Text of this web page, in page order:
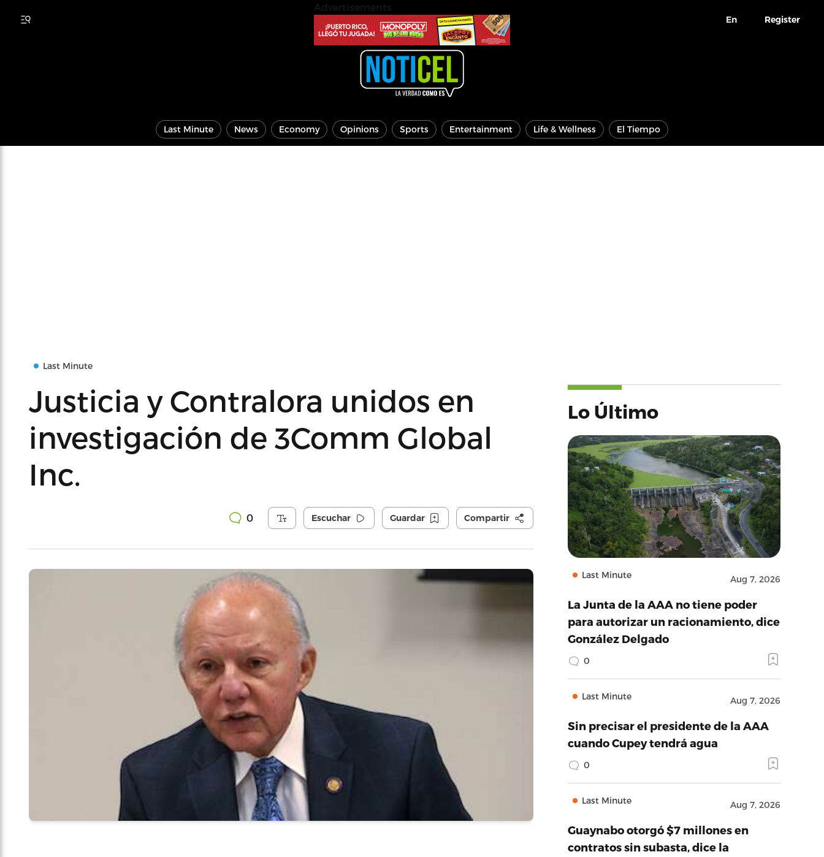
En Register
Last Minute News Economy Opinions Sports Entertainment Life & Wellness El Tiempo
Last Minute
Justicia y Contralora unidos en
investigación de 3Comm Global
Inc.
0 Escuchar Guardar Compartir
Lo Último
Last Minute Aug 7, 2026
La Junta de la AAA no tiene poder
para autorizar un racionamiento, dice
González Delgado
0
Last Minute Aug 7, 2026
Sin precisar el presidente de la AAA
cuando Cupey tendrá agua
0
Last Minute Aug 7, 2026
Guaynabo otorgó $7 millones en
contratos sin subasta, dice la